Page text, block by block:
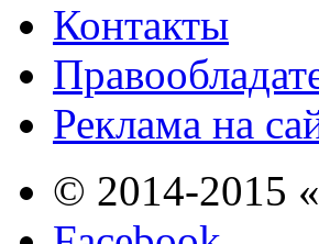
Контакты
Реклама на
© 2014-2015